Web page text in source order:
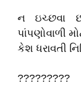
ન ઇચ્છવા
પાંપણોવાળી
કેશ ધરાવતી
?????????